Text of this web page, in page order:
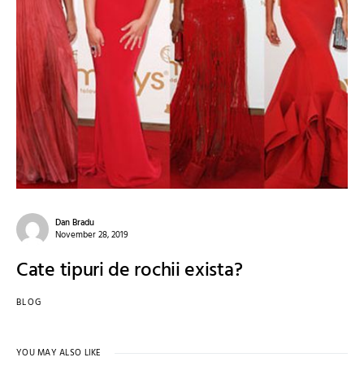
Dan Bradu
November 28, 2019
Cate tipuri de rochii exista?
BLOG
YOU MAY ALSO LIKE